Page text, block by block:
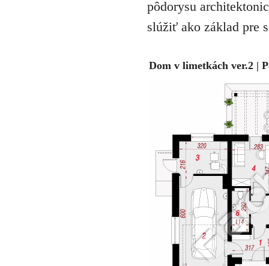
pôdorysu
slúžiť ako základ pre
Dom v limetkách ver.2 |